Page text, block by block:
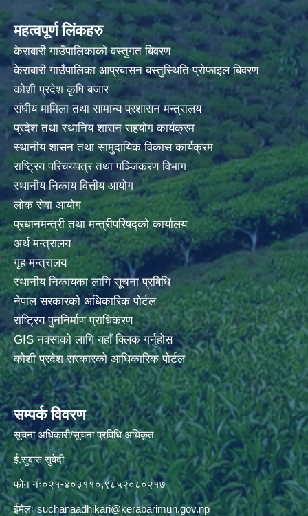
महत्वपूर्ण लिंकहरु
केराबारी गाउँपालिकाको वस्तुगत बिवरण
केराबारी गाउँपालिका आप्रबासन बस्तुस्थिति प्रोफाइल बिवरण
कोशी प्रदेश कृषि बजार
संघीय मामिला तथा सामान्य प्रशासन मन्त्रालय
प्रदेश तथा स्थानिय शासन सहयोग कार्यक्रम
स्थानीय शासन तथा सामुदायिक विकास कार्यक्रम
राष्ट्रिय परिचयपत्र तथा पञ्जिकरण विभाग
स्थानीय निकाय वित्तीय आयोग
लोक सेवा आयोग
प्रधानमन्त्री तथा मन्त्रीपरिषद्को कार्यालय
अर्थ मन्त्रालय
गृह मन्त्रालय
स्थानीय निकायका लागि सूचना प्रबिधि
नेपाल सरकारको अधिकारिक पोर्टल
राष्ट्रिय पुननिर्माण प्राधिकरण
GIS नक्साको लागि यहाँ क्लिक गर्नुहोस
कोशी प्रदेश सरकारको आधिकारिक पोर्टल
सम्पर्क विवरण
सूचना अधिकारी/सूचना प्रविधि अधिकृत
ई.सुवास सुवेदी
फोन नंः०२१-४०३११०,९८५२०८०२१७
ईमेलःsuchanaadhikari@kerabarimun.gov.np